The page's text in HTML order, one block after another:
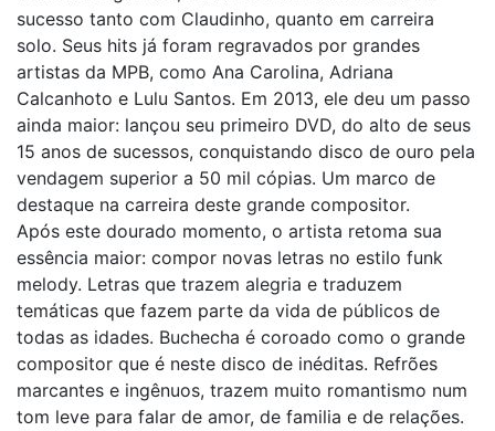
sucesso tanto com Claudinho, quanto em carreira
solo. Seus hits já foram regravados por grandes
artistas da MPB, como Ana Carolina, Adriana
Calcanhoto e Lulu Santos. Em 2013, ele deu um passo
ainda maior: lançou seu primeiro DVD, do alto de seus
15 anos de sucessos, conquistando disco de ouro pela
vendagem superior a 50 mil cópias. Um marco de
destaque na carreira deste grande compositor.
Após este dourado momento, o artista retoma sua
essência maior: compor novas letras no estilo funk
melody. Letras que trazem alegria e traduzem
temáticas que fazem parte da vida de públicos de
todas as idades. Buchecha é coroado como o grande
compositor que é neste disco de inéditas. Refrões
marcantes e ingênuos, trazem muito romantismo num
tom leve para falar de amor, de familia e de relações.